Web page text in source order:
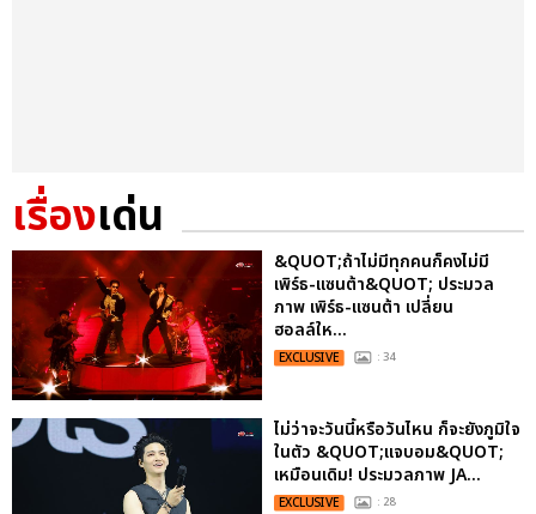
เรื่องเด่น
&QUOT;ถ้าไม่มีทุกคนก็คงไม่มี
เพิร์ธ-แซนต้า&QUOT; ประมวล
ภาพ เพิร์ธ-แซนต้า เปลี่ยน
ฮอลล์ให...
EXCLUSIVE : 34
ไม่ว่าจะวันนี้หรือวันไหน ก็จะยังภูมิใจ
ในตัว &QUOT;แจบอม&QUOT;
เหมือนเดิม! ประมวลภาพ JA...
EXCLUSIVE : 28